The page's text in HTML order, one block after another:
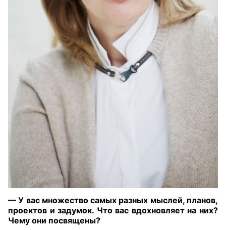
— У вас множество самых разных мыслей, планов,
проектов и задумок. Что вас вдохновляет на них?
Чему они посвящены?